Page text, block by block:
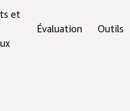
et
Évaluation Outils